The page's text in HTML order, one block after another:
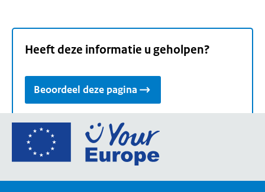
Heeft deze informatie u geholpen?
Beoordeel deze pagina
Ga
de